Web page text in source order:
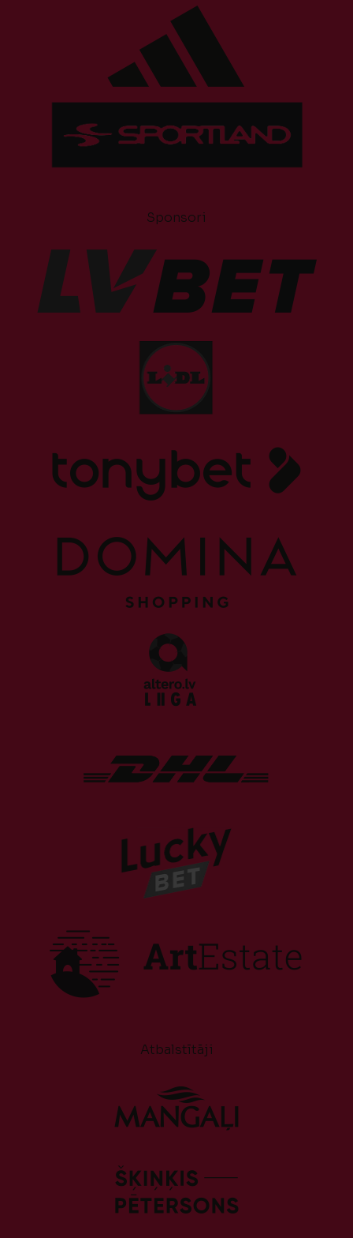
Sponsori
Atbalstītāji